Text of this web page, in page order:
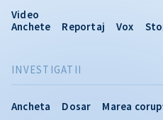
INVESTIGATII
Ancheta Dosar
Marea
Video
Anchete
Reportaj Vox